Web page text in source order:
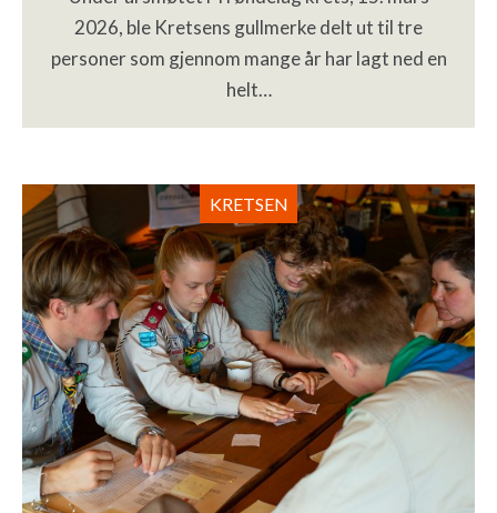
2026, ble Kretsens gullmerke delt ut til tre
personer som gjennom mange år har lagt ned en
helt…
KRETSEN